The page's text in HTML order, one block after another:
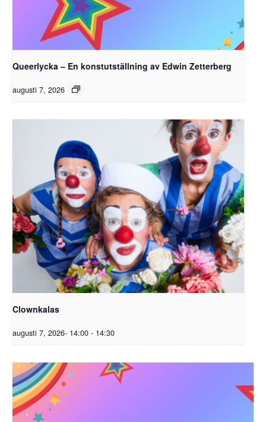
Queerlycka – En konstutställning av Edwin Zetterberg
augusti 7, 2026
Clownkalas
augusti 7, 2026- 14:00 - 14:30